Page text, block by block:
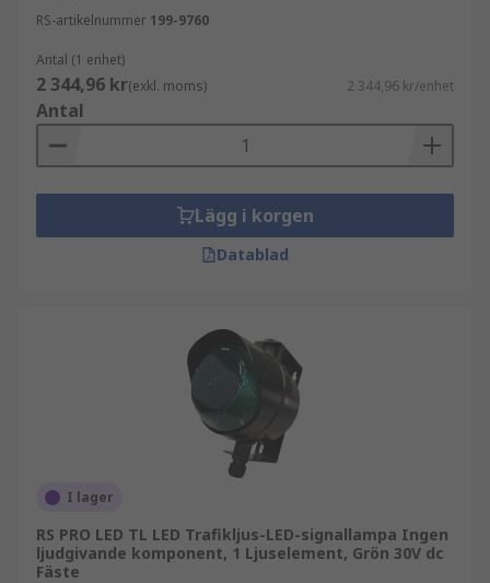
RS-artikelnummer 199-9760
Antal (1 enhet)
2 344,96 kr(exkl. moms) 2 344,96 kr/enhet
Antal
Lägg i korgen
Datablad
I lager
RS PRO LED TL LED Trafikljus-LED-signallampa Ingen
ljudgivande komponent, 1 Ljuselement, Grön 30V dc
Fäste